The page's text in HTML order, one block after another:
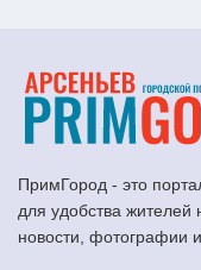
ПримГород - это
для удобства жителей
новости, фотографии